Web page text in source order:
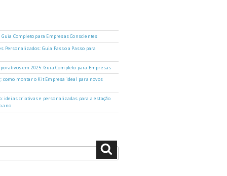
Completo para Empresas Conscientes
Personalizados: Guia Passo a Passo para
em 2025: Guia Completo para Empresas
como montar o Kit Empresa ideal para novos
ideias criativas e personalizadas para a estação
ano
Pesquisar